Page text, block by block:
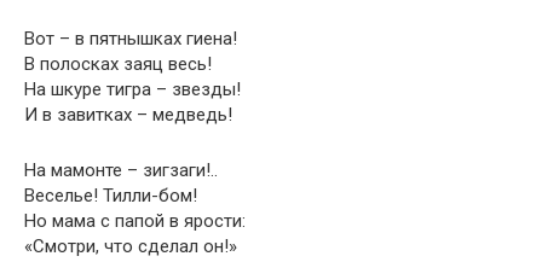
Вот – в пятнышках гиена!
В полосках заяц весь!
На шкуре тигра – звезды!
И в завитках – медведь!
На мамонте – зигзаги!..
Веселье! Тилли-бом!
Но мама с папой в ярости:
«Смотри, что сделал он!»